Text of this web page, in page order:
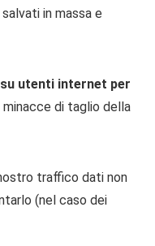
in massa e
utenti internet per
di taglio della
traffico dati non
(nel caso dei